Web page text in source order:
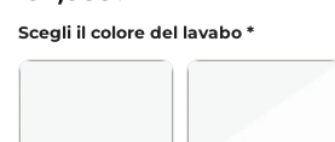
Scegli il colore del lavabo *